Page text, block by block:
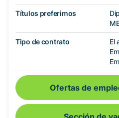
Títulos preferimos
Tipo de contrato
El
Ofertas de